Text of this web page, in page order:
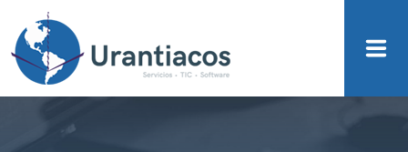
Skip to main content